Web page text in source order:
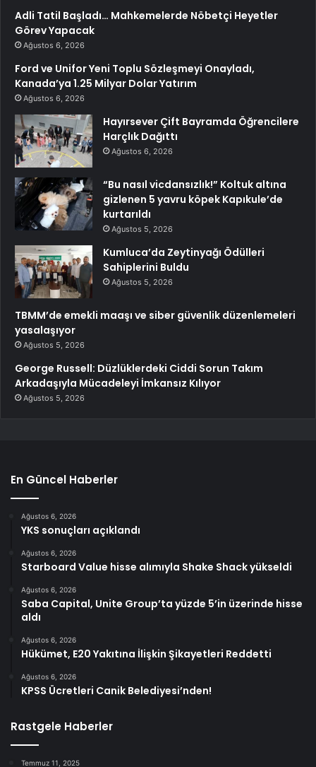
Adli Tatil Başladı… Mahkemelerde Nöbetçi Heyetler
Görev Yapacak
Ağustos 6, 2026
Ford ve Unifor Yeni Toplu Sözleşmeyi Onayladı,
Kanada’ya 1.25 Milyar Dolar Yatırım
Ağustos 6, 2026
Hayırsever Çift Bayramda Öğrencilere
Harçlık Dağıttı
Ağustos 6, 2026
“Bu nasıl vicdansızlık!” Koltuk altına
gizlenen 5 yavru köpek Kapıkule’de
kurtarıldı
Ağustos 5, 2026
Kumluca’da Zeytinyağı Ödülleri
Sahiplerini Buldu
Ağustos 5, 2026
TBMM’de emekli maaşı ve siber güvenlik düzenlemeleri
yasalaşıyor
Ağustos 5, 2026
George Russell: Düzlüklerdeki Ciddi Sorun Takım
Arkadaşıyla Mücadeleyi İmkansız Kılıyor
Ağustos 5, 2026
En Güncel Haberler
Ağustos 6, 2026
YKS sonuçları açıklandı
Ağustos 6, 2026
Starboard Value hisse alımıyla Shake Shack yükseldi
Ağustos 6, 2026
Saba Capital, Unite Group’ta yüzde 5’in üzerinde hisse
aldı
Ağustos 6, 2026
Hükümet, E20 Yakıtına İlişkin Şikayetleri Reddetti
Ağustos 6, 2026
KPSS Ücretleri Canik Belediyesi’nden!
Rastgele Haberler
Temmuz 11, 2025